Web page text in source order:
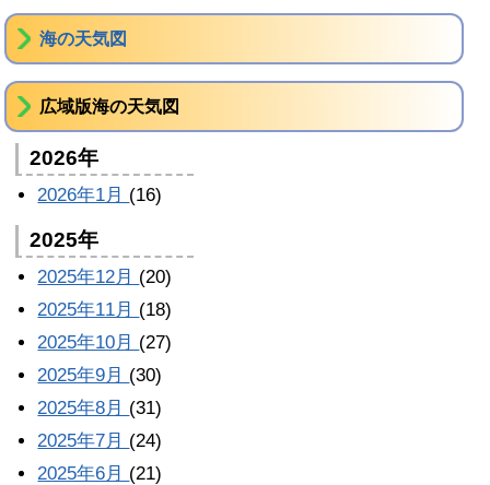
海の天気図
広域版海の天気図
2026年
2026年1月 (16)
2025年
2025年12月 (20)
2025年11月 (18)
2025年10月 (27)
2025年9月 (30)
2025年8月 (31)
2025年7月 (24)
2025年6月 (21)